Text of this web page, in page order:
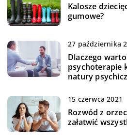
Kalosze
gumowe?
27 października
Dlaczego
psychoterapie
natury
15 czerwca 2021
Rozwód z
załatwić